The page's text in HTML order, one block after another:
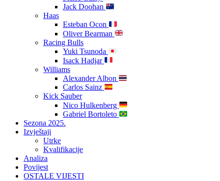
Jack Doohan
Haas
Esteban Ocon
Oliver Bearman
Racing Bulls
Yuki Tsunoda
Isack Hadjar
Williams
Alexander Albon
Carlos Sainz
Kick Sauber
Nico Hulkenberg
Gabriel Bortoleto
Sezona 2025.
Izvještaji
Utrke
Kvalifikacije
Analiza
Povijest
OSTALE VIJESTI